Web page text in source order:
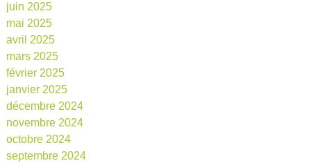
juin 2025
mai 2025
avril 2025
mars 2025
février 2025
janvier 2025
décembre 2024
novembre 2024
octobre 2024
septembre 2024